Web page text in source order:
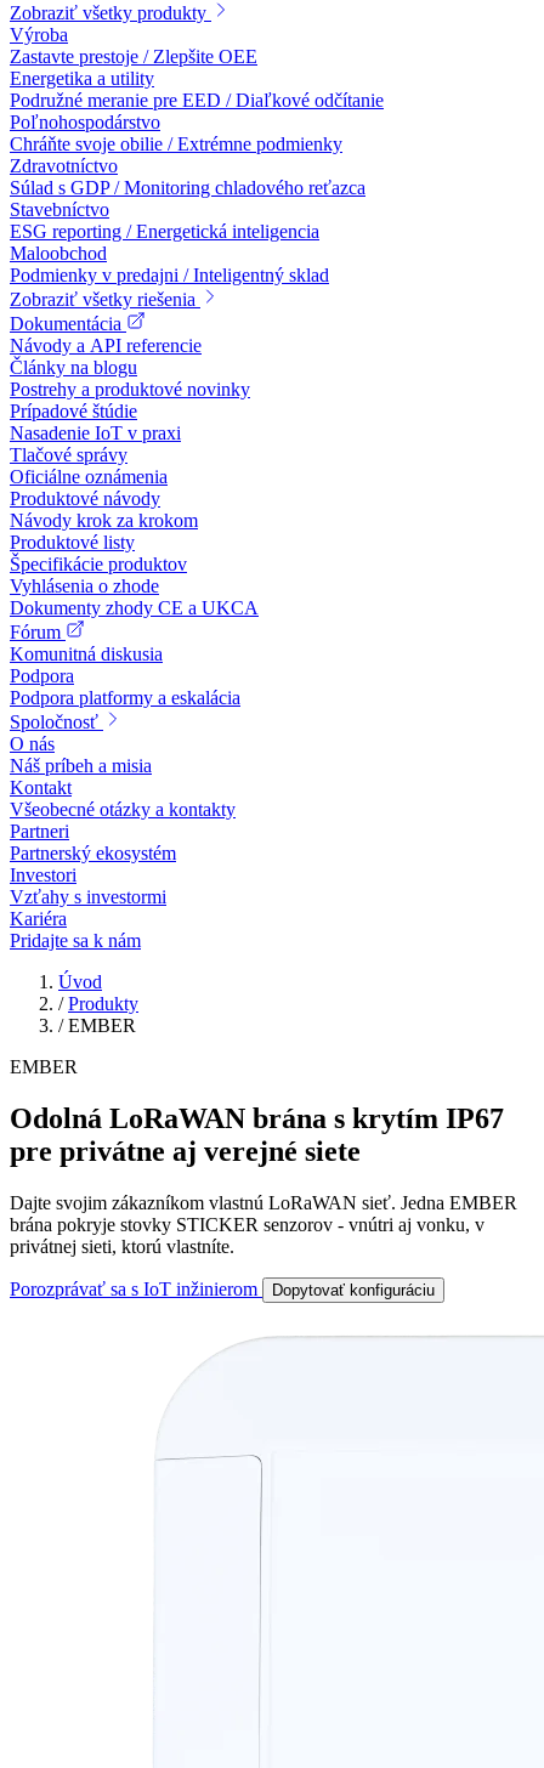
Zobraziť všetky produkty
Výroba
Zastavte prestoje / Zlepšite OEE
Energetika a utility
Podružné meranie pre EED / Diaľkové odčítanie
Poľnohospodárstvo
Chráňte svoje obilie / Extrémne podmienky
Zdravotníctvo
Súlad s GDP / Monitoring chladového reťazca
Stavebníctvo
ESG reporting / Energetická inteligencia
Maloobchod
Podmienky v predajni / Inteligentný sklad
Zobraziť všetky riešenia
Dokumentácia
Návody a API referencie
Články na blogu
Postrehy a produktové novinky
Prípadové štúdie
Nasadenie IoT v praxi
Tlačové správy
Oficiálne oznámenia
Produktové návody
Návody krok za krokom
Produktové listy
Špecifikácie produktov
Vyhlásenia o zhode
Dokumenty zhody CE a UKCA
Fórum
Komunitná diskusia
Podpora
Podpora platformy a eskalácia
Spoločnosť
O nás
Náš príbeh a misia
Kontakt
Všeobecné otázky a kontakty
Partneri
Partnerský ekosystém
Investori
Vzťahy s investormi
Kariéra
Pridajte sa k nám
Úvod
/ Produkty
/ EMBER
EMBER
Odolná LoRaWAN brána s krytím IP67
pre privátne aj verejné siete
Dajte svojim zákazníkom vlastnú LoRaWAN sieť. Jedna EMBER
brána pokryje stovky STICKER senzorov - vnútri aj vonku, v
privátnej sieti, ktorú vlastníte.
Porozprávať sa s IoT inžinierom Dopytovať konfiguráciu